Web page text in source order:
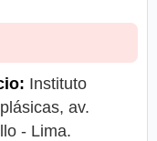
Instituto
av.
- Lima.